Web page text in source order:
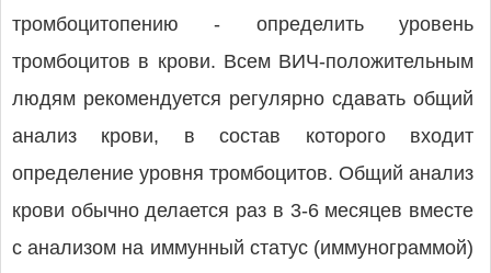
тромбоцитопению - определить уровень
тромбоцитов в крови. Всем ВИЧ-положительным
людям рекомендуется регулярно сдавать общий
анализ крови, в состав которого входит
определение уровня тромбоцитов. Общий анализ
крови обычно делается раз в 3-6 месяцев вместе
с анализом на иммунный статус (иммунограммой)